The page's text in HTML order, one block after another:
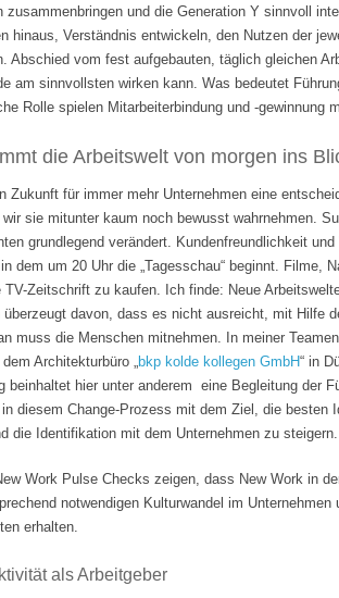
und die Generation Y sinnvoll
hinaus, Verständnis entwickeln, den Nutzen der
Abschied vom fest aufgebauten, täglich gleichen
am sinnvollsten wirken kann. Was bedeutet
Rolle spielen Mitarbeiterbindung und -gewinnung
die Arbeitswelt von morgen ins
Zukunft für immer mehr Unternehmen eine
sie mitunter kaum noch bewusst wahrnehmen.
grundlegend verändert. Kundenfreundlichkeit
dem um 20 Uhr die „Tagesschau“ beginnt.
Zeitschrift zu kaufen. Ich finde: Neue
davon, dass es nicht ausreicht, mit Hilfe
muss die Menschen mitnehmen. In meiner
Architekturbüro „bkp kolde kollegen GmbH“ in
beinhaltet hier unter anderem eine Begleitung der
diesem Change-Prozess mit dem Ziel, die
die Identifikation mit dem Unternehmen zu steigern.
Work Pulse Checks zeigen, dass New Work in
notwendigen Kulturwandel im
erhalten.
als Arbeitgeber